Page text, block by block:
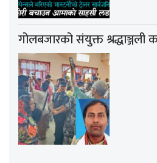
गोलबजारको संयुक्त श्रद्धाञ्जली